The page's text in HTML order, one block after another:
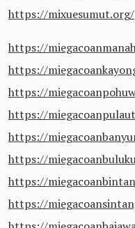
https://mixuesumut.org/
https://
https://
https://
https://
https://
https://
https://
https://